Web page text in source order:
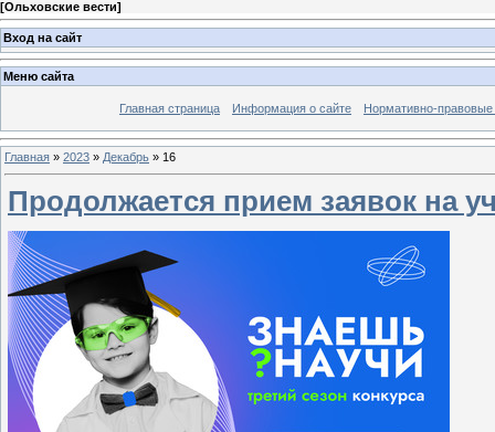
[Ольховские вести]
Вход на сайт
Меню сайта
Главная страница Информация о сайте Нормативно-правовые
Главная » 2023 » Декабрь » 16
Продолжается прием заявок на